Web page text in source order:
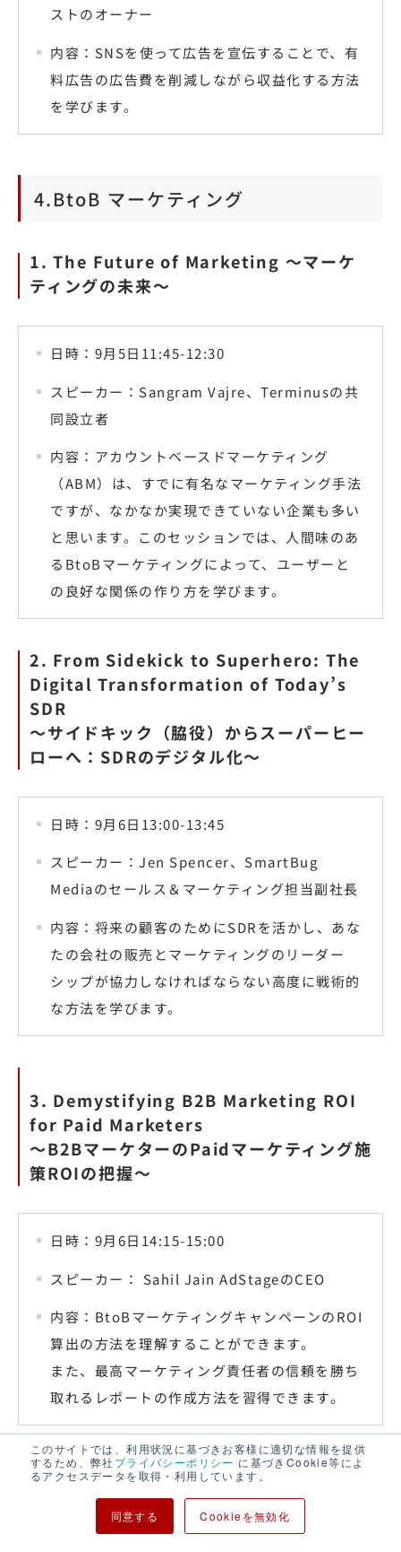
このサイトでは、利用状況に基づきお客様に適切な情報を提供
するため、弊社 プライバシーポリシー に基づきCookie等によ
るアクセスデータを取得・利用しています。
同意する Cookieを無効化
ストのオーナー
内容：SNSを使って広告を宣伝することで、有
料広告の広告費を削減しながら収益化する方法
を学びます。
4.BtoB マーケティング
1. The Future of Marketing 〜マーケ
ティングの未来〜
日時：9月5日11:45-12:30
スピーカー：Sangram Vajre、Terminusの共
同設立者
内容：アカウントベースドマーケティング
（ABM）は、すでに有名なマーケティング手法
ですが、なかなか実現できていない企業も多い
と思います。このセッションでは、人間味のあ
るBtoBマーケティングによって、ユーザーと
の良好な関係の作り方を学びます。
2. From Sidekick to Superhero: The
Digital Transformation of Today’s
SDR
〜サイドキック（脇役）からスーパーヒー
ローへ：SDRのデジタル化〜
日時：9月6日13:00-13:45
スピーカー：Jen Spencer、SmartBug
Mediaのセールス＆マーケティング担当副社長
内容：将来の顧客のためにSDRを活かし、あな
たの会社の販売とマーケティングのリーダー
シップが協力しなければならない高度に戦術的
な方法を学びます。
3. Demystifying B2B Marketing ROI
for Paid Marketers
〜B2BマーケターのPaidマーケティング施
策ROIの把握〜
日時：9月6日14:15-15:00
スピーカー： Sahil Jain AdStageのCEO
内容：BtoBマーケティングキャンペーンのROI
算出の方法を理解することができます。
また、最高マーケティング責任者の信頼を勝ち
取れるレポートの作成方法を習得できます。
5.マーケティング分析